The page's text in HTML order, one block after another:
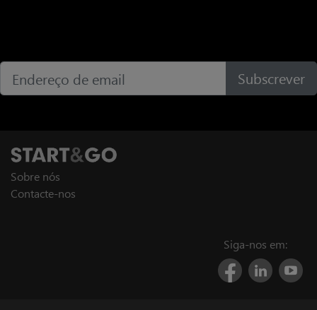
Subscrever
Sobre nós
Contacte-nos
Siga-nos em: